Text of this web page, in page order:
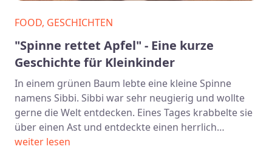
FOOD, GESCHICHTEN
"Spinne rettet Apfel" - Eine kurze
Geschichte für Kleinkinder
In einem grünen Baum lebte eine kleine Spinne
namens Sibbi. Sibbi war sehr neugierig und wollte
gerne die Welt entdecken. Eines Tages krabbelte sie
über einen Ast und entdeckte einen herrlich…
weiter lesen